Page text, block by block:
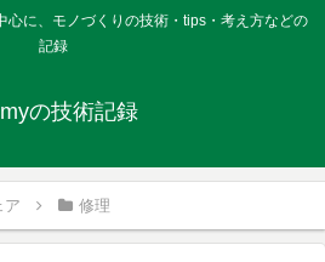
心に、モノづくりの技術・tips・考え方などの
記録
の技術記録
ア 修理